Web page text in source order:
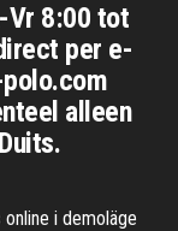
Vr 8:00 tot
per e-
alleen
i demoläge